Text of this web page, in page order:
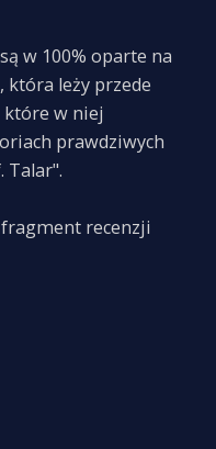
w 100% oparte na
która leży przede
które w niej
prawdziwych
Talar".
recenzji